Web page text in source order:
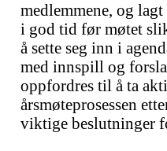
medlemmene, og
i god tid før møtet
å sette seg inn i
med innspill og
oppfordres til å ta
årsmøteprosessen
viktige beslutninger